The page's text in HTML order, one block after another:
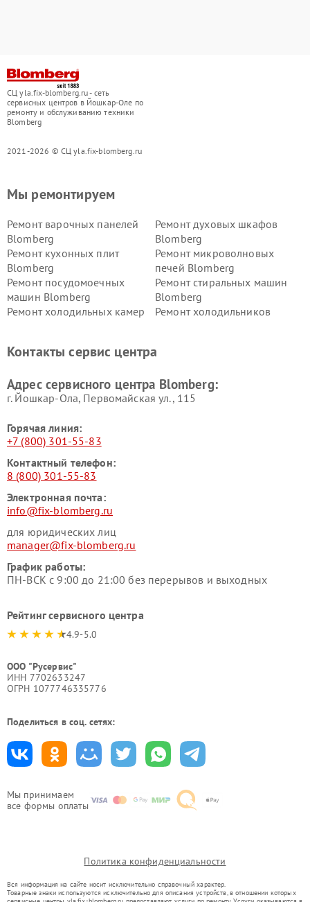
СЦ yla.fix-blomberg.ru - сеть
сервисных центров в Йошкар-Оле по
ремонту и обслуживанию техники
Blomberg
2021-2026 © СЦ yla.fix-blomberg.ru
Мы принимаем
все формы оплаты
Мы ремонтируем
Ремонт варочных панелей
Blomberg
Ремонт духовых шкафов
Blomberg
Ремонт кухонных плит
Blomberg
Ремонт микроволновых
печей Blomberg
Ремонт посудомоечных
машин Blomberg
Ремонт стиральных машин
Blomberg
Ремонт холодильных камер
Ремонт холодильников
Контакты сервис центра
Адрес сервисного центра Blomberg:
г. Йошкар-Ола, Первомайская ул., 115
Горячая линия:
+7 (800) 301-55-83
Контактный телефон:
8 (800) 301-55-83
Электронная почта:
info@fix-blomberg.ru
для юридических лиц
manager@fix-blomberg.ru
График работы:
ПН-ВСК с 9:00 до 21:00 без перерывов и выходных
Рейтинг сервисного центра
4.9-5.0
ООО "Русервис"
ИНН 7702633247
ОГРН 1077746335776
Поделиться в соц. сетях:
Политика конфиденциальности
Вся информация на сайте носит исключительно справочный характер.
Товарные знаки используются исключительно для описания устройств, в отношении которых